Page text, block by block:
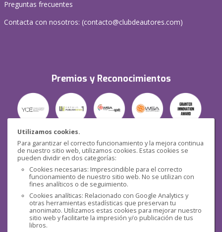
Utilizamos cookies.
Para garantizar el correcto funcionamiento y la mejora continua
de nuestro sitio web, utilizamos cookies. Estas cookies se
pueden dividir en dos categorías:
Cookies necesarias: Imprescindible para el correcto
funcionamiento de nuestro sitio web. No se utilizan con
fines analíticos o de seguimiento.
Cookies analíticas: Relacionado con Google Analytics y
otras herramientas estadísticas que preservan tu
anonimato. Utilizamos estas cookies para mejorar nuestro
sitio web y facilitarte la impresión y/o publicación de tus
libros.
Preguntas frecuentes
Contacta con nosotros: (contacto@clubdeautores.com)
Premios y Reconocimientos
Seguridad
Redes sociales